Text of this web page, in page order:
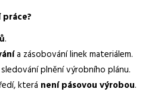
práce?
.
a zásobování linek materiálem.
plnění výrobního plánu.
která není pásovou výrobou.